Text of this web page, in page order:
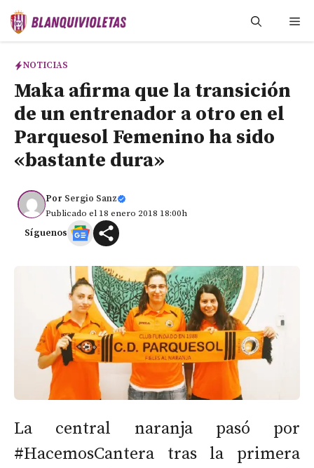
Saltar
NOTICIAS
Maka afirma que la transición
de un entrenador a otro en el
Parquesol Femenino ha sido
«bastante dura»
Por Sergio Sanz
Publicado el 18 enero 2018 18:00h
Síguenos
La central naranja pasó por
#HacemosCantera tras la primera